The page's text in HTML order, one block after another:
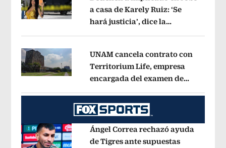
Opens in new window
a casa de Karely Ruiz: ‘Se
hará justicia’, dice la
Opens in new window
UNAM cancela contrato con
Territorium Life, empresa
encargada del examen de
Ángel Correa rechazó ayuda
de Tigres ante supuestas